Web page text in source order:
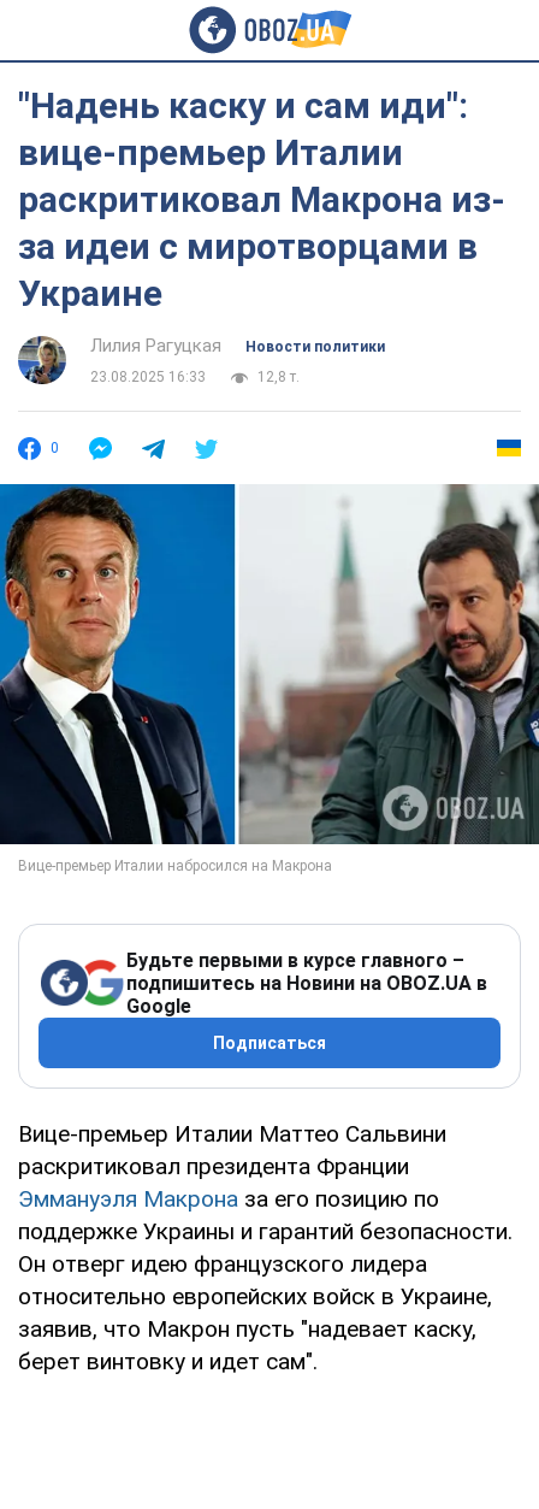
"Надень каску и сам иди":
вице-премьер Италии
раскритиковал Макрона из-
за идеи с миротворцами в
Украине
Лилия Рагуцкая
Новости политики
23.08.2025 16:33
12,8 т.
0
Будьте первыми в курсе главного –
подпишитесь на Новини на OBOZ.UA в
Google
Подписаться
Вице-премьер Италии Маттео Сальвини
раскритиковал президента Франции
Эммануэля Макрона за его позицию по
поддержке Украины и гарантий безопасности.
Он отверг идею французского лидера
относительно европейских войск в Украине,
заявив, что Макрон пусть "надевает каску,
берет винтовку и идет сам".